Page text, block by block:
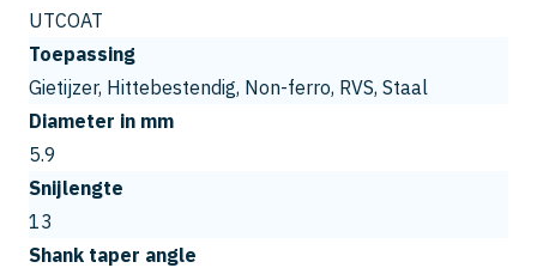
UTCOAT
Toepassing
Gietijzer, Hittebestendig, Non-ferro, RVS, Staal
Diameter in mm
5.9
Snijlengte
13
Shank taper angle